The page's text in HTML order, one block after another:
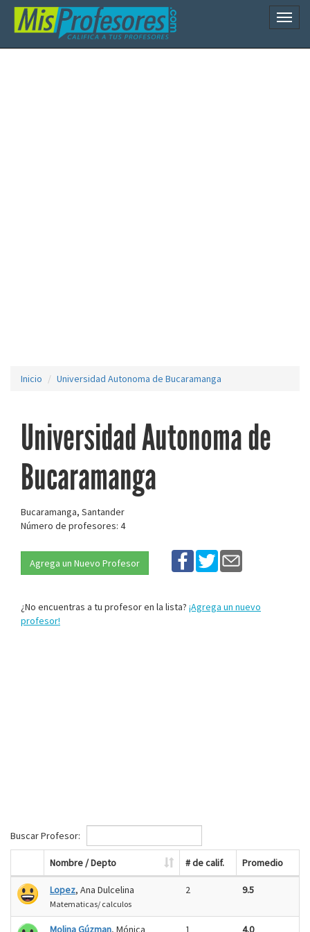
Inicio Universidad Autonoma de Bucaramanga
Universidad Autonoma de
Bucaramanga
Bucaramanga, Santander
Número de profesores: 4
Agrega un Nuevo Profesor
¿No encuentras a tu profesor en la lista? ¡Agrega un nuevo
profesor!
Buscar Profesor:
Nombre / Depto # de calif. Promedio
Lopez, Ana Dulcelina
Matematicas/ calculos
2 9.5
Molina Gúzman, Mónica 1 4.0